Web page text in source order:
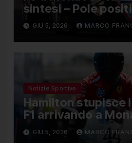
sintesi – Pole
Nael, Bruno del
GIU 5, 2026 MARCO
Notizie Sportive
Hamilton stupisce
F1 arrivando a
una Ducati in
GIU 5, 2026 MARCO